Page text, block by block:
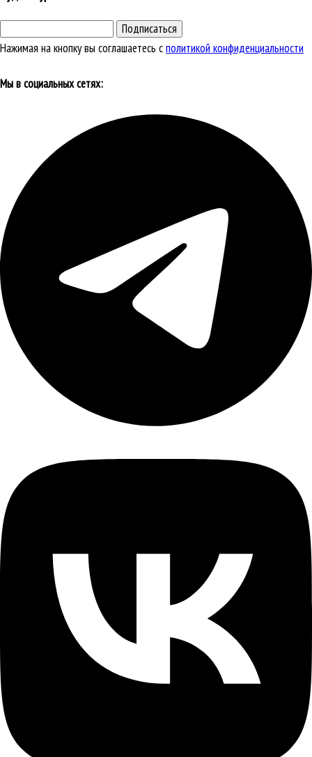
Подписаться
Нажимая на кнопку вы соглашаетесь сполитикой конфиденциальности
Мы в социальных сетях: